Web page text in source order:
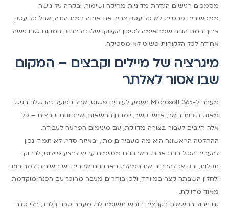
מסמכים רגישים, הגדרת מדיניות מחיקה ושימור, ובקרה על גישה
ממכשירים פרטיים. לא כל עסק צריך את אותה רמת הגנה, אבל כל עסק
צריך רמת הגנה שמתאימה לסיכון העסקי שלו. זה בדיוק המקום שבו גישה
אחידה לכל הלקוחות פשוט לא מספיקה.
מיגרציה של מיילים וקבצים – המקום
שבו אסור לאלתר
מעבר ל-Microsoft 365 נשמע לעיתים פשוט, אבל בפועל זהו שלב רגיש
מאוד. תיבות דואר, אנשי קשר, יומנים, הרשאות, ארכיונים וקבצים – כל
אלה חייבים לעבור בצורה מדויקת, עם מינימום הפרעה לעבודה.
ההחלטה הראשונה היא מה מעבירים, מתי, ובאיזה סדר. לא תמיד נכון
להעביר הכול בבת אחת. בארגונים מסוימים עדיף לבצע פיילוט, לבדוק
תקלות, ורק אז להרחיב את המהלך. בארגונים אחרים יש חשיבות למהירות
ולחלון השבתה קצר במיוחד, ולכן בוחרים מעבר מרוכז עם הכנה מוקדמת
מאוד מדויקת.
גם ניהול הרשאות בקבצים דורש תשומת לב. מעבר טכני בלבד, בלי סדר